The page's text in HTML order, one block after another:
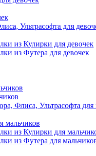
Ультрасофта для
из Кулирки для девочек
из Футера для девочек
Флиса, Ультрасофта для
мальчиков
из Кулирки для
из Футера для